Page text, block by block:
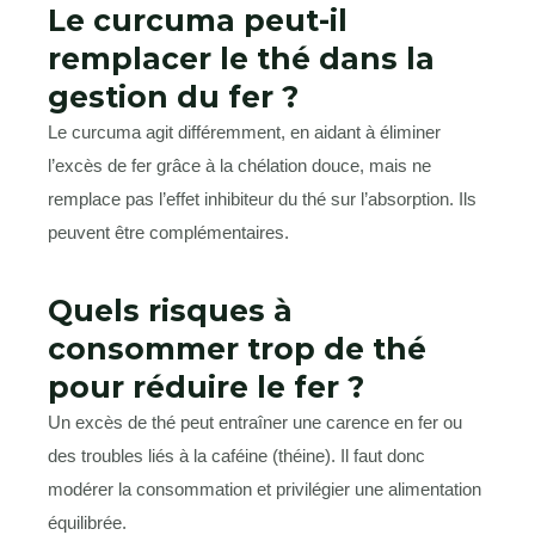
Le curcuma peut-il
remplacer le thé dans la
gestion du fer ?
Le curcuma agit différemment, en aidant à éliminer
l’excès de fer grâce à la chélation douce, mais ne
remplace pas l’effet inhibiteur du thé sur l’absorption. Ils
peuvent être complémentaires.
Quels risques à
consommer trop de thé
pour réduire le fer ?
Un excès de thé peut entraîner une carence en fer ou
des troubles liés à la caféine (théine). Il faut donc
modérer la consommation et privilégier une alimentation
équilibrée.